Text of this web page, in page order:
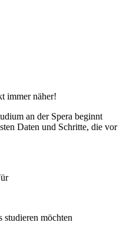
immer näher!
an der Spera beginnt
Daten und Schritte, die vor
studieren möchten